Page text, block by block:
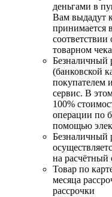
деньгами в
Вам выдадут
принимается
товарном
Безналичный
(банковской
покупателем
сервис. В
100%
операции по
помощью
Безналичный
на расчётный
Товар по
месяца
рассрочки